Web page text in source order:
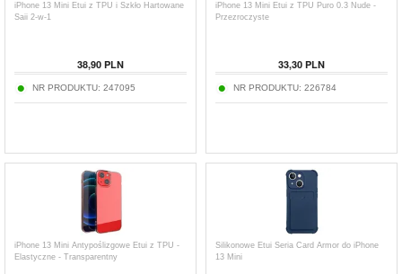
iPhone 13 Mini Etui z TPU i Szkło Hartowane
Saii 2-w-1
38,90 PLN
NR PRODUKTU: 247095
iPhone 13 Mini Etui z TPU Puro 0.3 Nude -
Przezroczyste
33,30 PLN
NR PRODUKTU: 226784
iPhone 13 Mini Antypoślizgowe Etui z TPU -
Elastyczne - Transparentny
Silikonowe Etui Seria Card Armor do iPhone
13 Mini